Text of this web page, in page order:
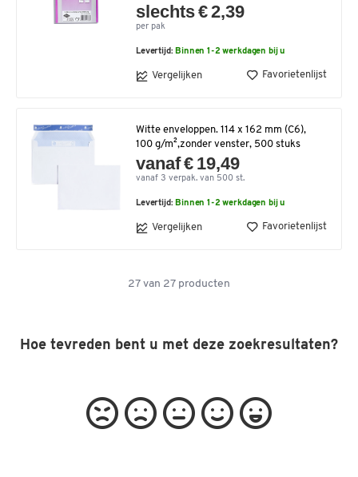
slechts € 2,39
per pak
Levertijd: Binnen 1-2 werkdagen bij u
Vergelijken Favorietenlijst
Witte enveloppen. 114 x 162 mm (C6),
100 g/m²,zonder venster, 500 stuks
vanaf € 19,49
vanaf 3 verpak. van 500 st.
Levertijd: Binnen 1-2 werkdagen bij u
Vergelijken Favorietenlijst
27 van 27 producten
Hoe tevreden bent u met deze zoekresultaten?